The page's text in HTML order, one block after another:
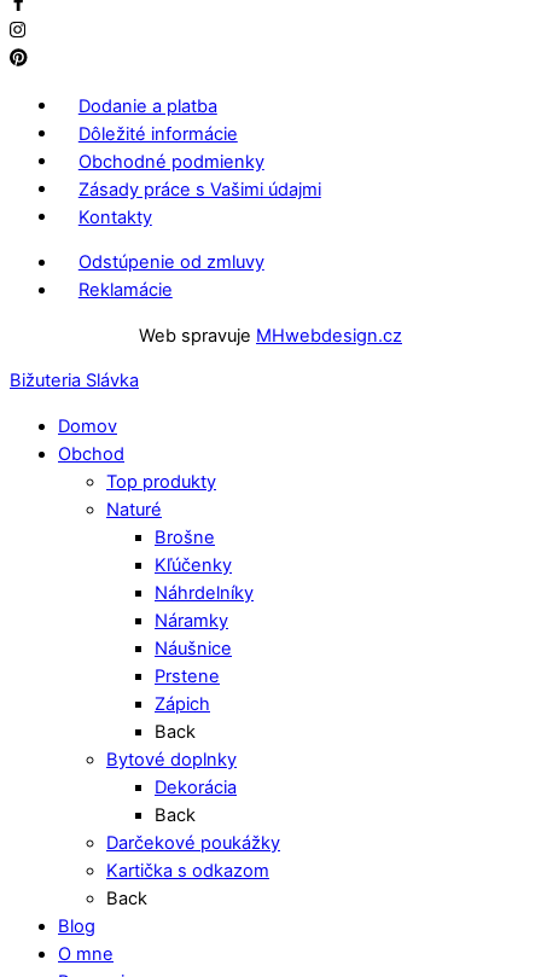
Dodanie a platba
Dôležité informácie
Obchodné podmienky
Zásady práce s Vašimi údajmi
Kontakty
Odstúpenie od zmluvy
Reklamácie
Web spravuje MHwebdesign.cz
Bižuteria Slávka
Domov
Obchod
Top produkty
Naturé
Brošne
Kľúčenky
Náhrdelníky
Náramky
Náušnice
Prstene
Zápich
Back
Bytové doplnky
Dekorácia
Back
Darčekové poukážky
Kartička s odkazom
Back
Blog
O mne